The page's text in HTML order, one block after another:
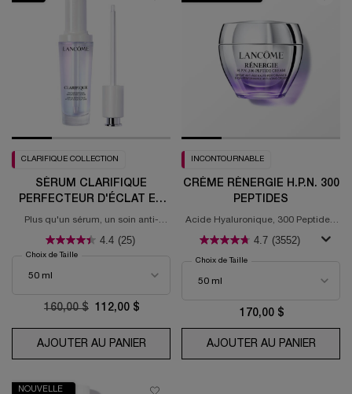
CLARIFIQUE COLLECTION
SÉRUM CLARIFIQUE
PERFECTEUR D'ÉCLAT ET
DE TEXTURE
Plus qu'un sérum, un soin anti-
4.4 (25)
Choix de Taille
Old price
160,00 $ New price
112,00 $
AJOUTER AU PANIERSÉRUM CLARIFIQUE PERFECTEUR
INCONTOURNABLE
CRÈME RÉNERGIE H.P.N. 300
PEPTIDES
Acide Hyaluronique, 300 Peptides,
4.7 (3552)
Choix de Taille
170,00 $
AJOUTER AU PANIER
NOUVELLE